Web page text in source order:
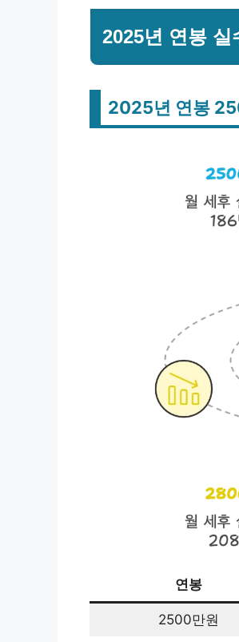
2025년 연봉 실
2025년 연봉
연봉
2500만원